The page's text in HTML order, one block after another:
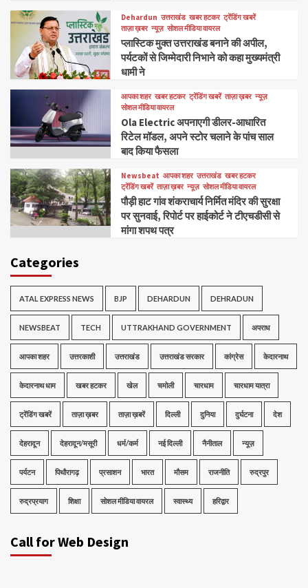
Dehardun उत्तराखंड खबर हटकर ट्रेंडिंग खबरें
ताज़ा ख़बर न्यूज़ सोशल मीडिया वायरल
प्लास्टिक मुक्त उत्तराखंड बनाने की अपील,
पर्यटकों से जिम्मेदारी निभाने को कहा मुख्यमंत्री
धामी ने
आपका शहर खबर हटकर ट्रेंडिंग खबरें ताज़ा ख़बर न्यूज़
सोशल मीडिया वायरल
Ola Electric अपनाएगी डीलर-आधारित
रिटेल मॉडल, अपने स्टोर चलाने के पांच साल
बाद किया फैसला
Newsbeat आपका शहर उत्तराखंड खबर हटकर
ट्रेंडिंग खबरें ताज़ा ख़बर न्यूज़ सोशल मीडिया वायरल
पौड़ी हाट गांव शंकराचार्य निर्मित मंदिर की सुरक्षा
पर सुनवाई, रिपोर्ट पर हाईकोर्ट ने टीएचडीसी से
मांगा शपथ पत्र
Categories
ATAL EXPRESS NEWS BJP DEHARDUN DEHRADUN
NEWSBEAT TECH UTTRAKHAND GOVERNMENT अपराध
आपका शहर उत्तरकाशी उत्तराखंड उत्तराखंड सरकार कांग्रेस केदारनाथ
केदारनाथ धाम खबर हटकर खेल चमोली चारधाम चारधाम यात्रा
ट्रेंडिंग खबरें ताज़ा ख़बर ताज़ा ख़बरें दिल्ली दुनिया दुर्घटना देश
देहरादून देहरादून/मसूरी धर्म/कर्म नई दिल्ली नैनीताल न्यूज़
पर्यटन पिथौरागढ़ प्रसाशन भारत मौसम राजनीति रुद्रपुर
रुद्रप्रयाग शिक्षा सोशल मीडिया वायरल स्वास्थ्य हरिद्वार
Call for Web Design